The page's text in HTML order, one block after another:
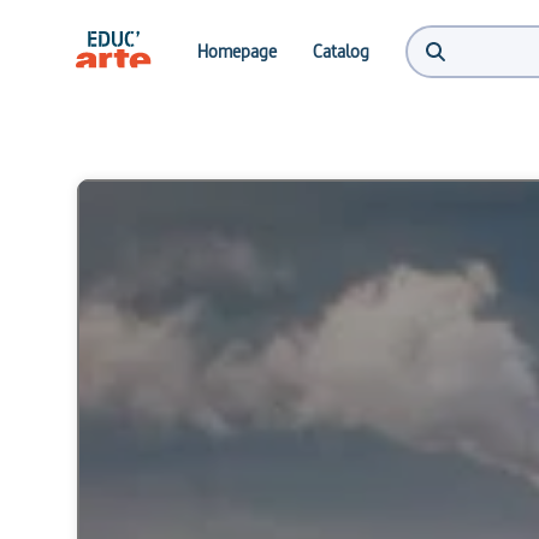
Homepage Catalog